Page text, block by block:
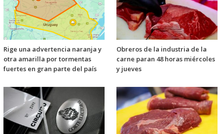
Rige una advertencia naranja y
otra amarilla por tormentas
fuertes en gran parte del país
Obreros de la industria de la
carne paran 48 horas miércoles
y jueves